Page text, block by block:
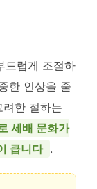
드럽게 조절하
한 인상을 줄
한 절하는
세배 문화가
큽니다 .